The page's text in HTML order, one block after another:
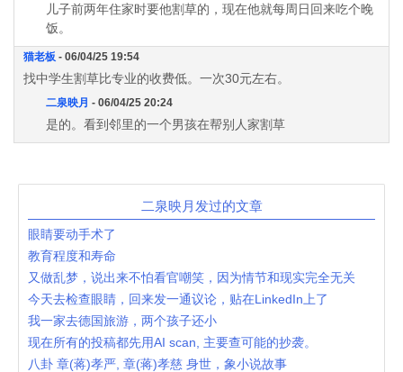
儿子前两年住家时要他割草的，现在他就每周日回来吃个晚
饭。
猫老板 - 06/04/25 19:54
找中学生割草比专业的收费低。一次30元左右。
二泉映月 - 06/04/25 20:24
是的。看到邻里的一个男孩在帮别人家割草
二泉映月发过的文章
眼睛要动手术了
教育程度和寿命
又做乱梦，说出来不怕看官嘲笑，因为情节和现实完全无关
今天去检查眼睛，回来发一通议论，贴在LinkedIn上了
我一家去德国旅游，两个孩子还小
现在所有的投稿都先用AI scan, 主要查可能的抄袭。
八卦 章(蒋)孝严, 章(蒋)孝慈 身世，象小说故事